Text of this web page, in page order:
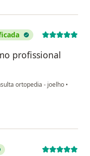
profissional
ortopedia - joelho •